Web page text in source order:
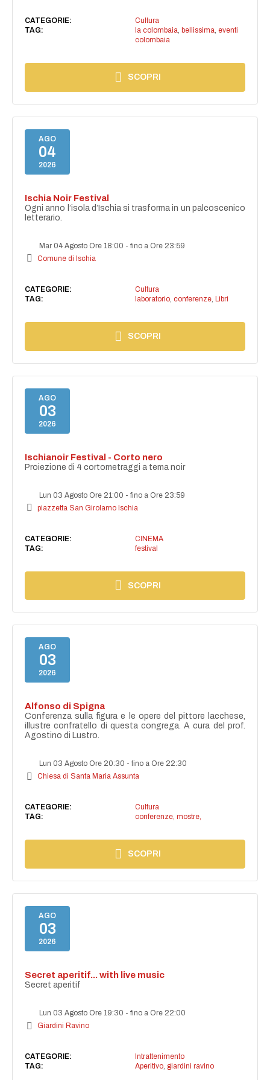
CATEGORIE:
Cultura
TAG:
la colombaia, bellissima, eventi
colombaia
SCOPRI
AGO
04
2026
Ischia Noir Festival
Ogni anno l’isola d’Ischia si trasforma in un palcoscenico
letterario.
Mar 04 Agosto Ore 18:00 -fino a Ore 23:59
Comune di Ischia
CATEGORIE:
Cultura
TAG:
laboratorio, conferenze, Libri
SCOPRI
AGO
03
2026
Ischianoir Festival - Corto nero
Proiezione di 4 cortometraggi a tema noir
Lun 03 Agosto Ore 21:00 -fino a Ore 23:59
piazzetta San Girolamo Ischia
CATEGORIE:
CINEMA
TAG:
festival
SCOPRI
AGO
03
2026
Alfonso di Spigna
Conferenza sulla figura e le opere del pittore lacchese,
illustre confratello di questa congrega. A cura del prof.
Agostino di Lustro.
Lun 03 Agosto Ore 20:30 -fino a Ore 22:30
Chiesa di Santa Maria Assunta
CATEGORIE:
Cultura
TAG:
conferenze, mostre,
SCOPRI
AGO
03
2026
Secret aperitif... with live music
Secret aperitif
Lun 03 Agosto Ore 19:30 -fino a Ore 22:00
Giardini Ravino
CATEGORIE:
Intrattenimento
TAG:
Aperitivo, giardini ravino